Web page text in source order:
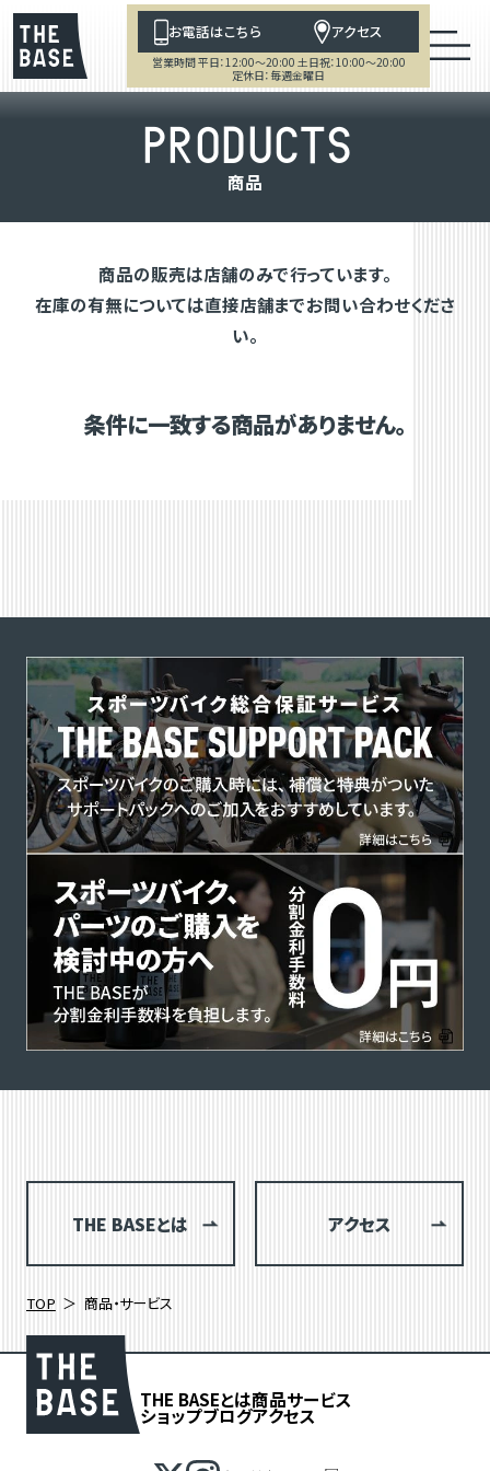
お電話はこちら アクセス
営業時間 平日：12:00～20:00 土日祝：10:00～20:00
定休日：毎週金曜日
PRODUCTS
商品
商品の販売は店舗のみで行っています。
在庫の有無については直接店舗までお問い合わせくださ
い。
条件に一致する商品がありません。
THE BASEとは アクセス
TOP 商品・サービス
THE BASEとは商品サービス
ショップブログアクセス